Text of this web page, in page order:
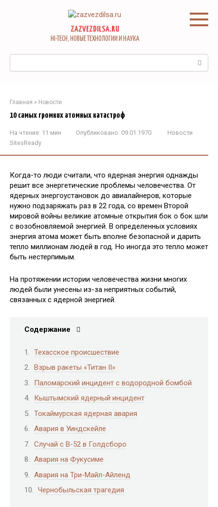
ZAZVEZDILSA.RU
HI-TECH, НОВЫЕ ТЕХНОЛОГИИ И НАУКА
Главная » Новости
10 самых громких атомных катастроф
На чтение: 11 мин Опубликовано: 09.01.1970
Новости
SitesReady
Когда-то люди считали, что ядерная энергия однажды
решит все энергетические проблемы человечества. От
ядерных энергоустановок до авиалайнеров, которые
нужно подзаряжать раз в 22 года, со времен Второй
мировой войны великие атомные открытия бок о бок шли
с возобновляемой энергией. В определенных условиях
энергия атома может быть вполне безопасной и дарить
тепло миллионам людей в год. Но иногда это тепло может
быть нестерпимым.
На протяжении истории человечества жизни многих
людей были унесены из-за неприятных событий,
связанных с ядерной энергией.
Содержание
Техасское происшествие
Взрыв ракеты «Титан II»
Паломарский инцидент с водородной бомбой
Кыштымский ядерный инцидент
Токаймурская ядерная авария
Авария в Уиндскейле
Случай с B-52 в Голдсборо
Авария на Фукусиме
Авария на Три-Майл-Айленд
Чернобыльская трагедия